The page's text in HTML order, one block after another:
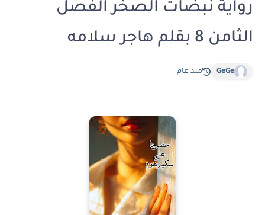
رواية نبضات الصخر الفصل
الثامن 8 بقلم هاجر سلامه
GeGe منذ عام